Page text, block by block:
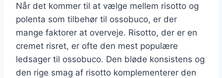
Når det kommer til at vælge mellem risotto og
polenta som tilbehør til ossobuco, er der
mange faktorer at overveje. Risotto, der er en
cremet risret, er ofte den mest populære
ledsager til ossobuco. Den bløde konsistens og
den rige smag af risotto komplementerer den